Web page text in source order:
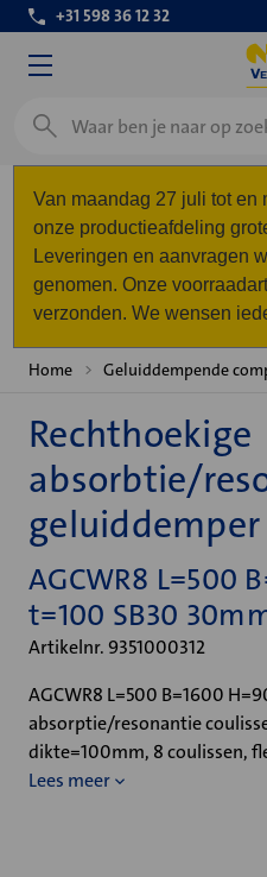
+31 598 36 12 32
Zoeken
Van maandag 27 juli tot en
onze productieafdeling
Leveringen en aanvragen
genomen. Onze
verzonden. We wensen
Home Geluiddempende
Rechthoekige
absorbtie/
geluiddemper
AGCWR8 L=500
t=100 SB30
Artikelnr. 9351000312
AGCWR8 L=500 B=1600
absorptie/resonantie
dikte=100mm, 8 coulissen,
Lees meer